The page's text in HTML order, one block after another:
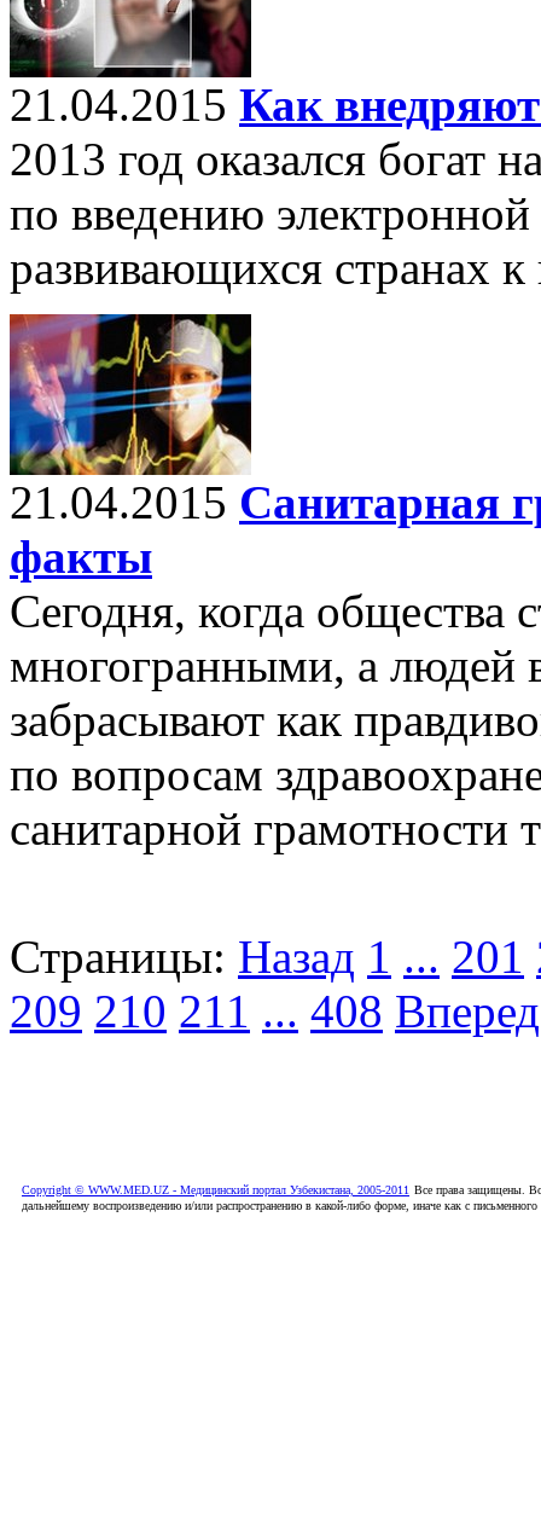
21.04.2015 Как
2013 год оказался богат
по введению
развивающихся странах к
21.04.2015 Cанитарная
факты
Сегодня, когда общества
многогранными, а людей
забрасывают как
по вопросам
санитарной грамотности
Страницы: Назад 1 ... 201
209 210 211 ... 408 Вперед
Copyright © WWW.MED.UZ - Медицинский портал Узбекистана, 2005-2011 Все права защищены.
дальнейшему воспроизведению и/или распространению в какой-либо форме, иначе как с